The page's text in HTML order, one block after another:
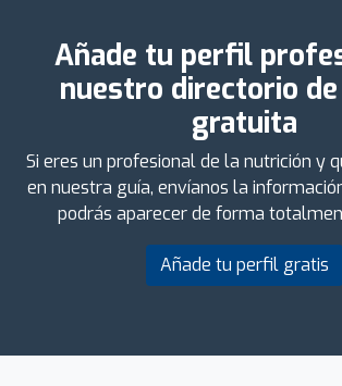
Añade tu perfil
nuestro directorio
gratuita
Si eres un profesional de la nutrición y
en nuestra guía, envíanos la
podrás aparecer de forma
Añade tu perfil gratis